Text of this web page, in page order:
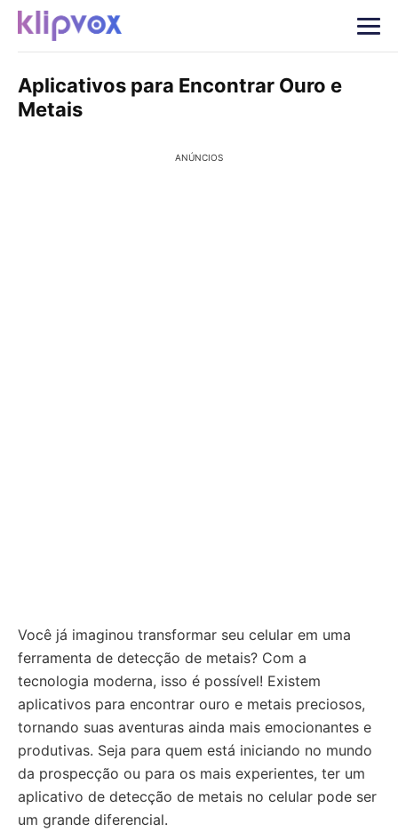
Aplicativos para Encontrar Ouro e
Metais
ANÚNCIOS
Você já imaginou transformar seu celular em uma
ferramenta de detecção de metais? Com a
tecnologia moderna, isso é possível! Existem
aplicativos para encontrar ouro e metais preciosos,
tornando suas aventuras ainda mais emocionantes e
produtivas. Seja para quem está iniciando no mundo
da prospecção ou para os mais experientes, ter um
aplicativo de detecção de metais no celular pode ser
um grande diferencial.